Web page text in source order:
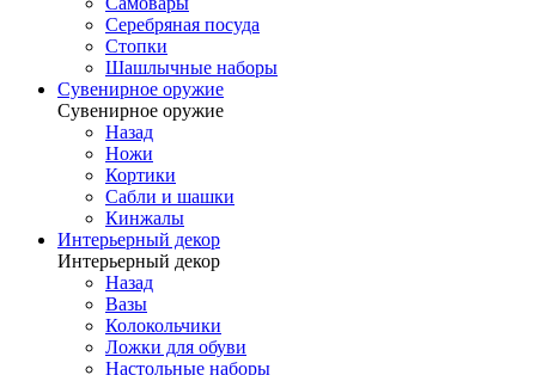
Серебряная посуда
Стопки
Шашлычные наборы
Сувенирное оружие
Сувенирное оружие
Назад
Ножи
Кортики
Сабли и шашки
Кинжалы
Интерьерный декор
Интерьерный декор
Назад
Вазы
Колокольчики
Ложки для обуви
Настольные наборы